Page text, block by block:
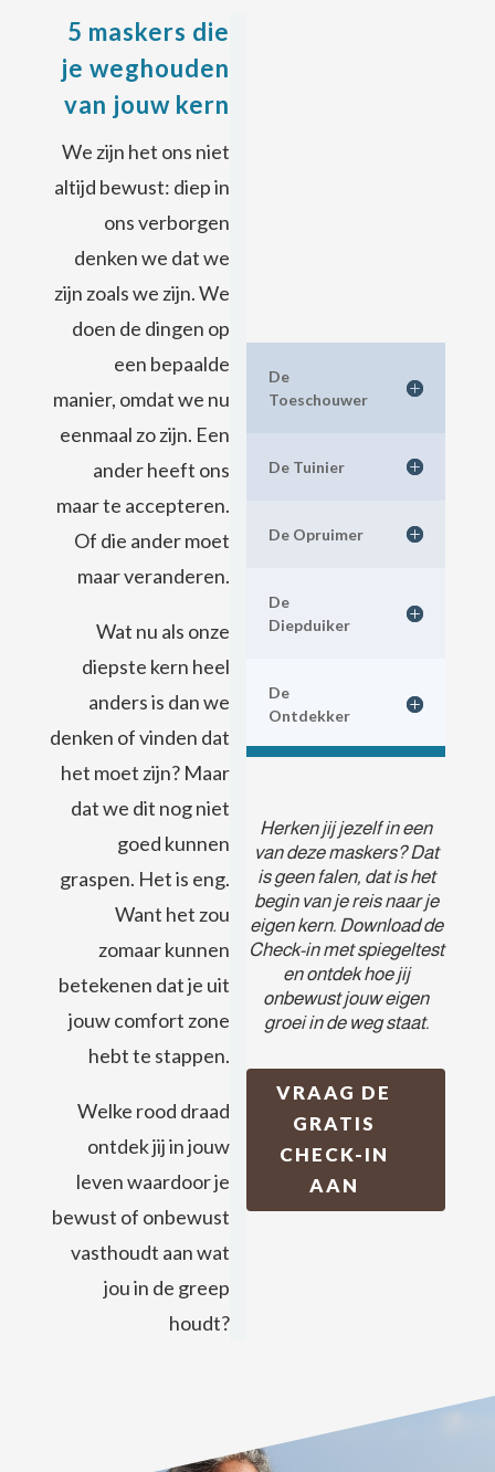
5 maskers die
je weghouden
van jouw kern
We zijn het ons niet
altijd bewust: diep in
ons verborgen
denken we dat we
zijn zoals we zijn. We
doen de dingen op
een bepaalde
manier, omdat we nu
eenmaal zo zijn. Een
ander heeft ons
maar te accepteren.
Of die ander moet
maar veranderen.
Wat nu als onze
diepste kern heel
anders is dan we
denken of vinden dat
het moet zijn? Maar
dat we dit nog niet
goed kunnen
graspen. Het is eng.
Want het zou
zomaar kunnen
betekenen dat je uit
jouw comfort zone
hebt te stappen.
Welke rood draad
ontdek jij in jouw
leven waardoor je
bewust of onbewust
vasthoudt aan wat
jou in de greep
houdt?
De
Toeschouwer
De Tuinier
De Opruimer
De
Diepduiker
De
Ontdekker
Herken jij jezelf in een
van deze maskers? Dat
is geen falen, dat is het
begin van je reis naar je
eigen kern. Download de
Check-in met spiegeltest
en ontdek hoe jij
onbewust jouw eigen
groei in de weg staat.
VRAAG DE
GRATIS
CHECK-IN
AAN